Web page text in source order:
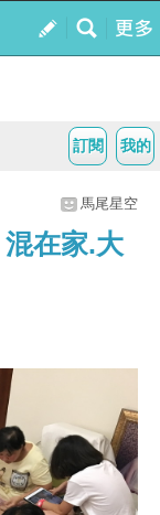
我的
訂閱
馬尾星空
在家.大